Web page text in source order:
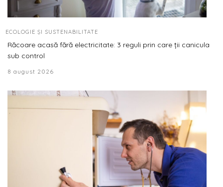
ECOLOGIE ȘI SUSTENABILITATE
Răcoare acasă fără electricitate: 3 reguli prin care ții canicula
sub control
8 august 2026